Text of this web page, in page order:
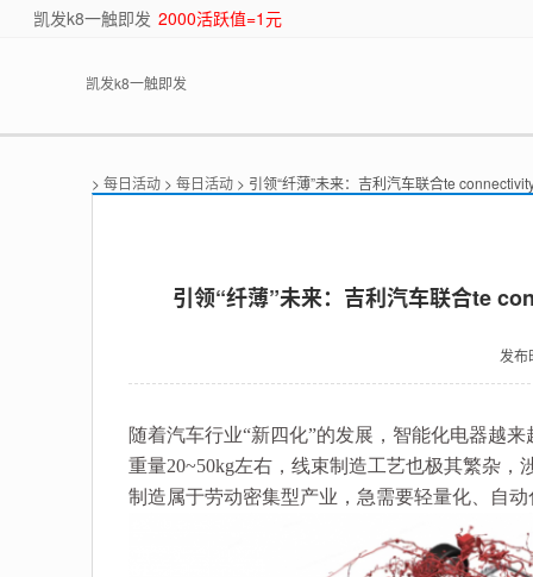
凯发k8一触即发 2000活跃值=1元
凯发k8一触即发
> 每日活动 > 每日活动 > 引领“纤薄”未来：吉利汽车联合te
引领“纤薄”未来：吉利汽车联合te
发布
随着汽车行业“新四化”的发展，智能化电器越
重量20~50kg左右，线束制造工艺也极其繁杂
制造属于劳动密集型产业，急需要轻量化、自